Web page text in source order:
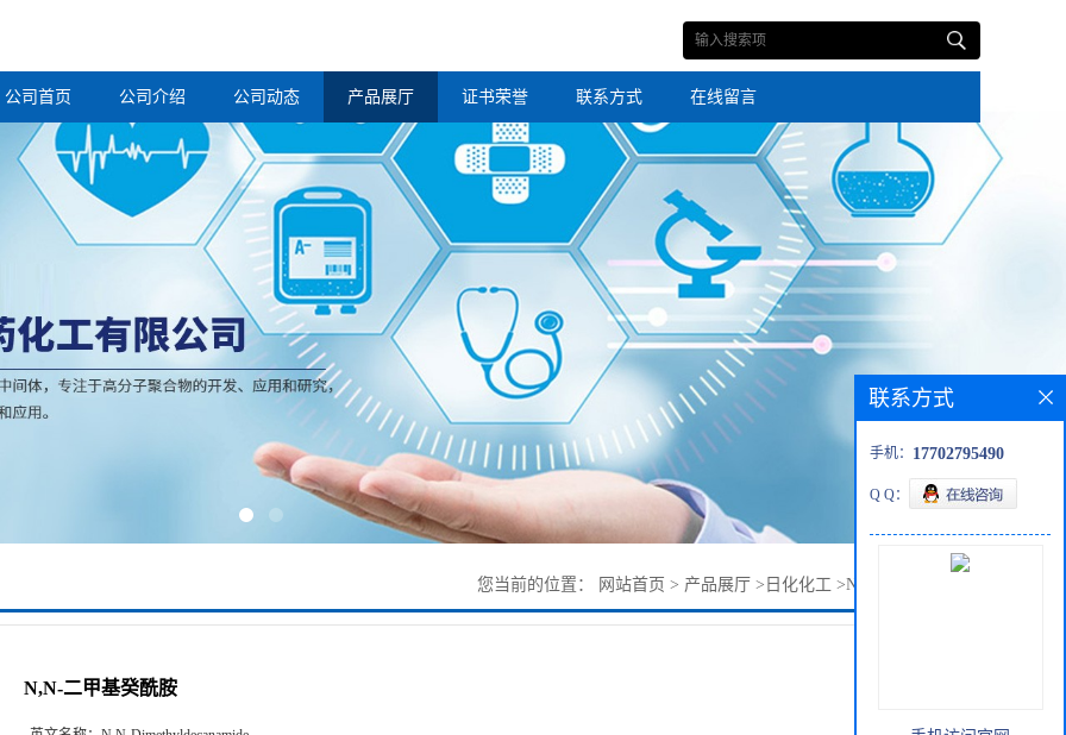
公司首页 公司介绍 公司动态 产品展厅 证书荣誉 联系方式 在线留言
您当前的位置： 网站首页 > 产品展厅 > 日化化工 >N,N-二甲基癸酰胺
N,N-二甲基癸酰胺
联系方式
手机： 17702795490
Q Q：